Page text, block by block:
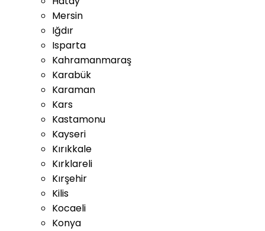
Mersin
Iğdır
Isparta
Kahramanmaraş
Karabük
Karaman
Kars
Kastamonu
Kayseri
Kırıkkale
Kırklareli
Kırşehir
Kilis
Kocaeli
Konya